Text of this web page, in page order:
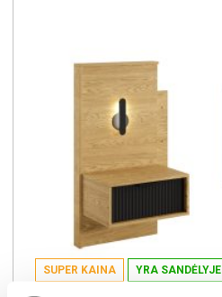
SUPER KAINA YRA SANDĖLYJE